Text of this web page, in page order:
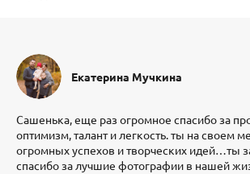
Екатерина Мучкина
Сашенька, еще раз огромное спасибо за
оптимизм, талант и легкость. ты на своем
огромных успехов и творческих идей…ты
спасибо за лучшие фотографии в нашей